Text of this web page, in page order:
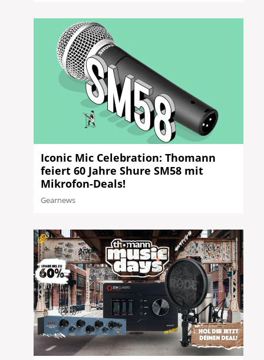
Iconic Mic Celebration: Thomann
feiert 60 Jahre Shure SM58 mit
Mikrofon-Deals!
Gearnews